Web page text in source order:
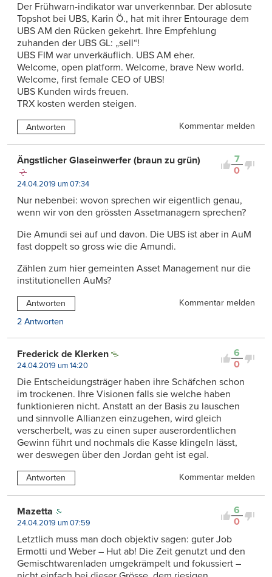
Der Frühwarn-indikator war unverkennbar. Der ablosute
Topshot bei UBS, Karin Ö., hat mit ihrer Entourage dem
UBS AM den Rücken gekehrt. Ihre Empfehlung
zuhanden der UBS GL: „sell“!
UBS FIM war unverkäuflich. UBS AM eher.
Welcome, open platform. Welcome, brave New world.
Welcome, first female CEO of UBS!
UBS Kunden wirds freuen.
TRX kosten werden steigen.
Antworten Kommentar melden
7
0
Ängstlicher Glaseinwerfer (braun zu grün)
24.04.2019 um 07:34
Nur nebenbei: wovon sprechen wir eigentlich genau,
wenn wir von den grössten Assetmanagern sprechen?
Die Amundi sei auf und davon. Die UBS ist aber in AuM
fast doppelt so gross wie die Amundi.
Zählen zum hier gemeinten Asset Management nur die
institutionellen AuMs?
Antworten
Kommentar melden
2 Antworten
6
0
Frederick de Klerken
24.04.2019 um 14:20
Die Entscheidungsträger haben ihre Schäfchen schon
im trockenen. Ihre Visionen falls sie welche haben
funktionieren nicht. Anstatt an der Basis zu lauschen
und sinnvolle Allianzen einzugehen, wird gleich
verscherbelt, was zu einen super auserordentlichen
Gewinn führt und nochmals die Kasse klingeln lässt,
wer deswegen über den Jordan geht ist egal.
Antworten Kommentar melden
6
0
Mazetta
24.04.2019 um 07:59
Letztlich muss man doch objektiv sagen: guter Job
Ermotti und Weber – Hut ab! Die Zeit genutzt und den
Gemischtwarenladen umgekrämpelt und fokussiert –